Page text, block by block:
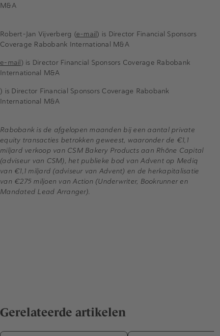
M&A
Robert-Jan Vijverberg (e-mail) is Director Financial Sponsors
Coverage Rabobank International M&A
e-mail) is Director Financial Sponsors Coverage Rabobank
International M&A
) is Director Financial Sponsors Coverage Rabobank
International M&A
Rabobank is de afgelopen maanden bij een aantal private
equity transacties betrokken geweest, waaronder de €1,1
miljard verkoop van CSM Bakery Products aan Rhône Capital
(adviseur van CSM), het publieke bod van Advent op Mediq
van €1,1 miljard (adviseur van Advent) en de herkapitalisatie
van €275 miljoen van Action (Underwriter, Bookrunner en
Mandated Lead Arranger).
Gerelateerde artikelen